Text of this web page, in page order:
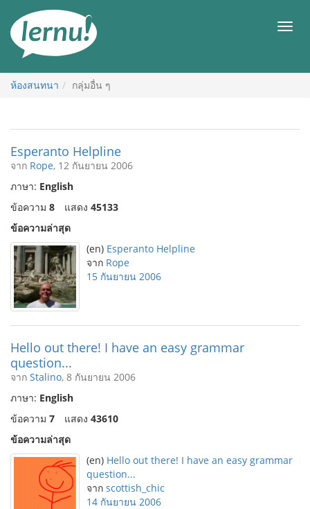
สารบัญ
เมนู
ห้องสนทนา กลุ่มอื่น ๆ
Esperanto Helpline
จาก Rope, 12 กันยายน 2006
ภาษา: English
ข้อความ 8 แสดง 45133
ข้อความล่าสุด
(en) Esperanto Helpline
จาก Rope
15 กันยายน 2006
Hello out there! I have an easy grammar
question...
จาก Stalino, 8 กันยายน 2006
ภาษา: English
ข้อความ 7 แสดง 43610
ข้อความล่าสุด
(en) Hello out there! I have an easy grammar
question...
จาก scottish_chic
14 กันยายน 2006